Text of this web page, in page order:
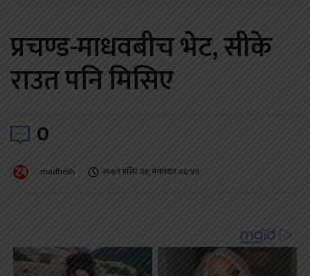
प्रचण्ड-माधवबीच भेट, सीके
राउत पनि मिसिए
0
madhesh २०७९ मंसिर २०, मंगलवार ०६:४०